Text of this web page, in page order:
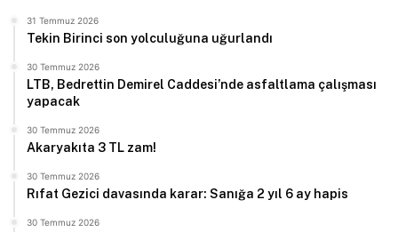
31 Temmuz 2026
Tekin Birinci son yolculuğuna uğurlandı
30 Temmuz 2026
LTB, Bedrettin Demirel Caddesi’nde asfaltlama çalışması
yapacak
30 Temmuz 2026
Akaryakıta 3 TL zam!
30 Temmuz 2026
Rıfat Gezici davasında karar: Sanığa 2 yıl 6 ay hapis
30 Temmuz 2026